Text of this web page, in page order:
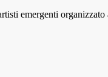
emergenti